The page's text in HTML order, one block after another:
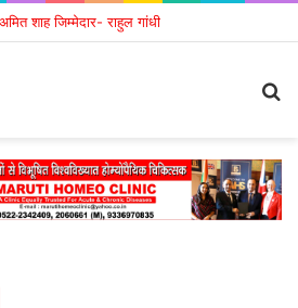
शाह जिम्मेदार- राहुल गांधी